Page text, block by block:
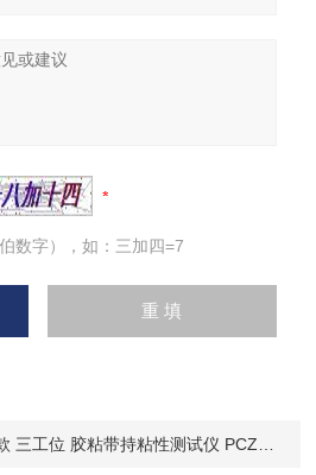
数字），如：三加四=7
三工位 胶粘带持粘性测试仪 PCZ-03